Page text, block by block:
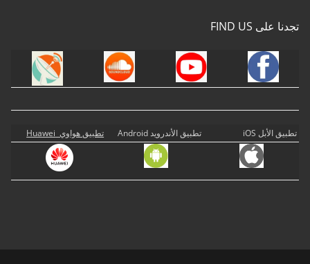
تجدنا على FIND US
تطبيق الأبل iOS تطبيق الأندرويد Android تطبيق هواوي Huawei